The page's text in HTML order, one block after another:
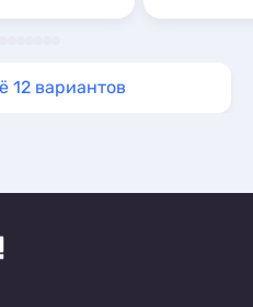
12 вариантов